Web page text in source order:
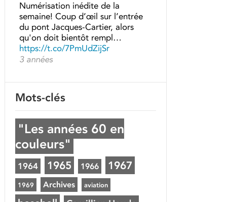
Numérisation inédite de la
semaine! Coup d’œil sur l’entrée
du pont Jacques-Cartier, alors
qu'on doit bientôt rempl…
https://t.co/7PmUdZijSr
3 années
Mots-clés
"Les années 60 en
couleurs"
1964 1965 1966 1967
1969 Archives aviation